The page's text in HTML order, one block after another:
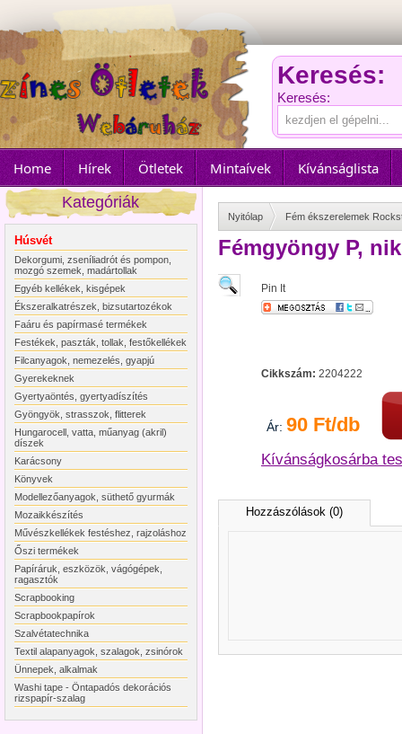
Keresés:
Keresés:
Home Hírek Ötletek Mintaívek
Kívánságlista
Kategóriák
Húsvét
Dekorgumi, zseníliadrót és pompon,
mozgó szemek, madártollak
Egyéb kellékek, kisgépek
Ékszeralkatrészek, bizsutartozékok
Faáru és papírmasé termékek
Festékek, paszták, tollak, festőkellékek
Filcanyagok, nemezelés, gyapjú
Gyerekeknek
Gyertyaöntés, gyertyadíszítés
Gyöngyök, strasszok, flitterek
Hungarocell, vatta, műanyag (akril)
díszek
Karácsony
Könyvek
Modellezőanyagok, süthető gyurmák
Mozaikkészítés
Művészkellékek festéshez, rajzoláshoz
Őszi termékek
Papíráruk, eszközök, vágógépek,
ragasztók
Scrapbooking
Scrapbookpapírok
Szalvétatechnika
Textil alapanyagok, szalagok, zsinórok
Ünnepek, alkalmak
Washi tape - Öntapadós dekorációs
rizspapír-szalag
Nyitólap Fém ékszerelemek
Fémgyöngy P,
Pin It
Cikkszám: 2204222
Ár: 90 Ft/db
Kívánságkosárba
Hozzászólások (0)